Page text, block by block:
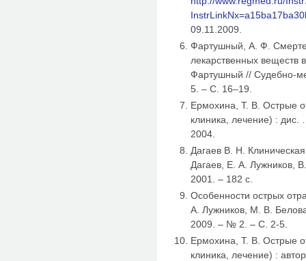
09.11.2009.
Фартушный, А. Ф.
лекарственных веществ
Фартушный // Судебно-
5. – С. 16–19.
Ермохина, Т. В. Острые
клиника, лечение) :
2004.
Дагаев В. Н.
Дагаев, Е. А. Лужников,
2001. – 182 с.
Особенности острых
А. Лужников, М. В.
2009. – № 2. – С. 2-5.
Ермохина, Т. В. Острые
клиника, лечение) :